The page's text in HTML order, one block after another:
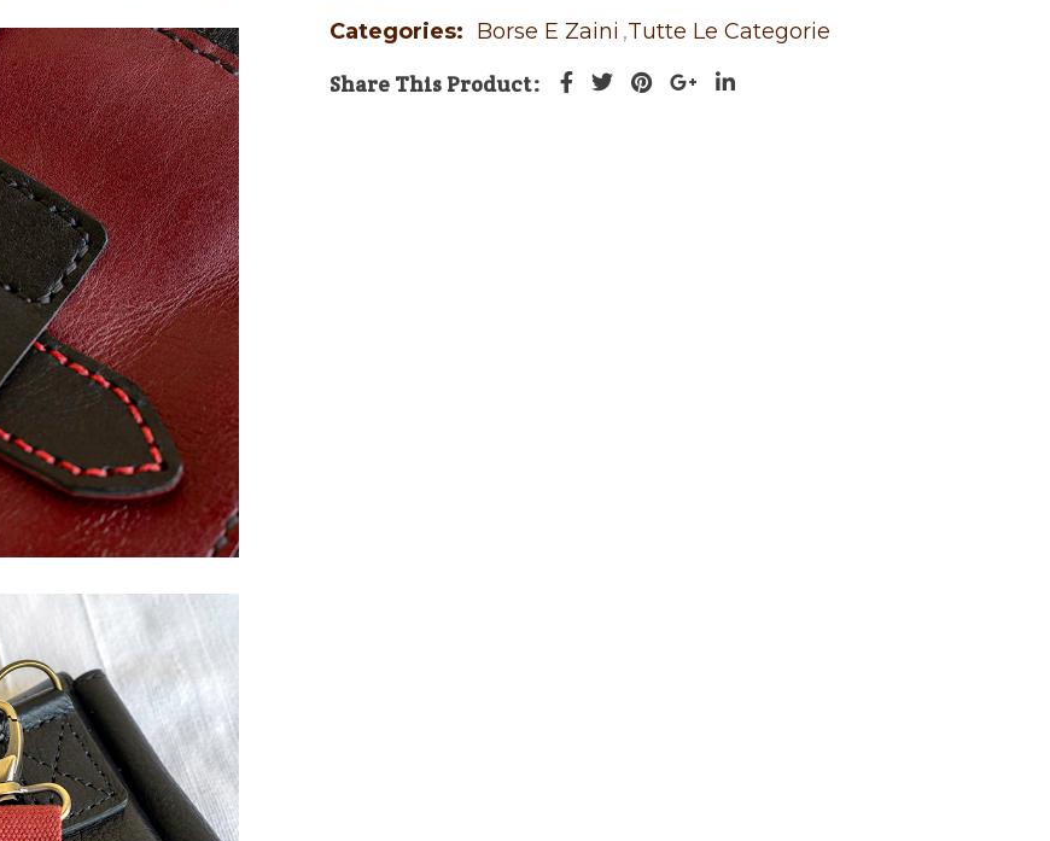
Categories: Borse E Zaini ,Tutte Le Categorie
Share This Product